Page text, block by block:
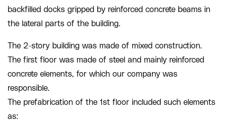
backfilled docks gripped by reinforced concrete beams in
the lateral parts of the building.
The 2-story building was made of mixed construction.
The first floor was made of steel and mainly reinforced
concrete elements, for which our company was
responsible.
The prefabrication of the 1st floor included such elements
as: